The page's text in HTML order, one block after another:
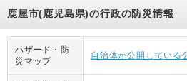
鹿屋市(鹿児島県)の行政の防災情報
ハザード・防
災マップ
自治体が公開している